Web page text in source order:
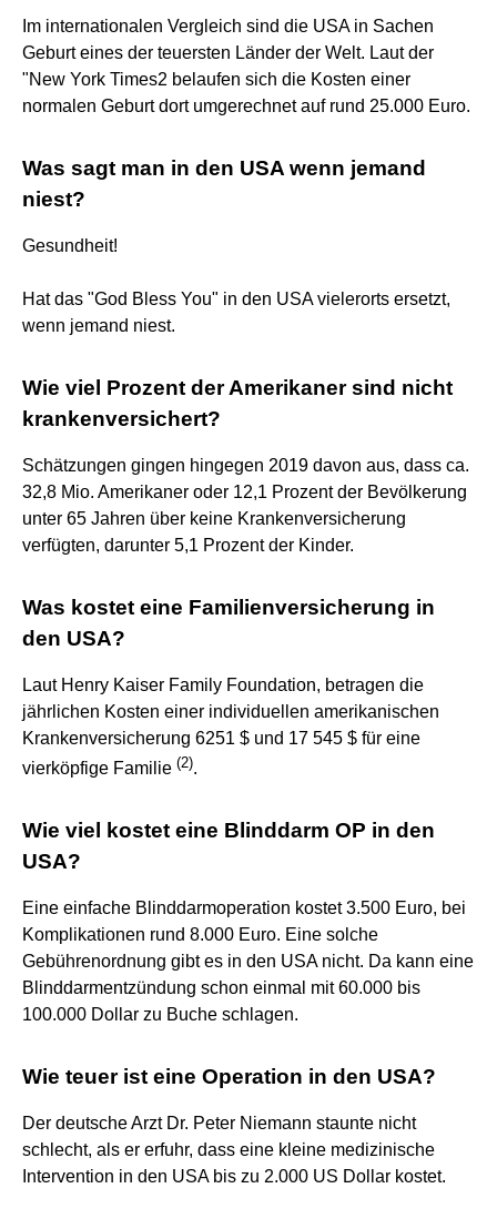
Im internationalen Vergleich sind die USA in Sachen
Geburt eines der teuersten Länder der Welt. Laut der
"New York Times2 belaufen sich die Kosten einer
normalen Geburt dort umgerechnet auf rund 25.000 Euro.
Was sagt man in den USA wenn jemand
niest?
Gesundheit!
Hat das "God Bless You" in den USA vielerorts ersetzt,
wenn jemand niest.
Wie viel Prozent der Amerikaner sind nicht
krankenversichert?
Schätzungen gingen hingegen 2019 davon aus, dass ca.
32,8 Mio. Amerikaner oder 12,1 Prozent der Bevölkerung
unter 65 Jahren über keine Krankenversicherung
verfügten, darunter 5,1 Prozent der Kinder.
Was kostet eine Familienversicherung in
den USA?
Laut Henry Kaiser Family Foundation, betragen die
jährlichen Kosten einer individuellen amerikanischen
Krankenversicherung 6251 $ und 17 545 $ für eine
vierköpfige Familie (2).
Wie viel kostet eine Blinddarm OP in den
USA?
Eine einfache Blinddarmoperation kostet 3.500 Euro, bei
Komplikationen rund 8.000 Euro. Eine solche
Gebührenordnung gibt es in den USA nicht. Da kann eine
Blinddarmentzündung schon einmal mit 60.000 bis
100.000 Dollar zu Buche schlagen.
Wie teuer ist eine Operation in den USA?
Der deutsche Arzt Dr. Peter Niemann staunte nicht
schlecht, als er erfuhr, dass eine kleine medizinische
Intervention in den USA bis zu 2.000 US Dollar kostet.